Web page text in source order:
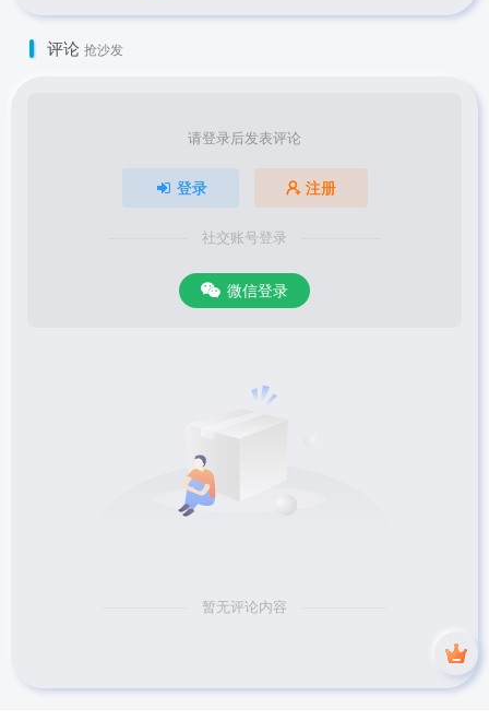
评论 抢沙发
请登录后发表评论
登录 注册
社交账号登录
微信登录
暂无评论内容